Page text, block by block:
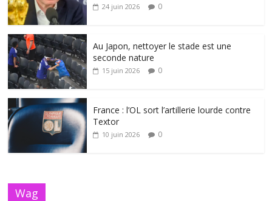
24 juin 2026 0
Au Japon, nettoyer le stade est une
seconde nature
15 juin 2026 0
France : l’OL sort l’artillerie lourde contre
Textor
10 juin 2026 0
Wag